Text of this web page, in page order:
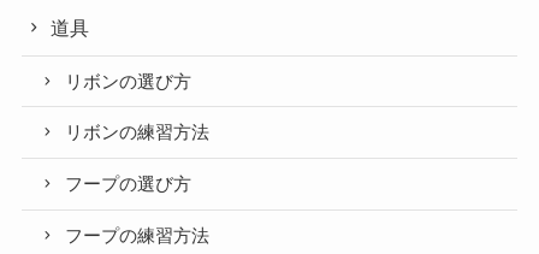
道具
リボンの選び方
リボンの練習方法
フープの選び方
フープの練習方法